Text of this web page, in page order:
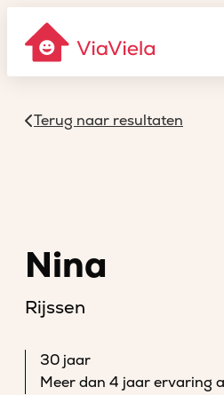
Terug naar resultaten
Nina
Rijssen
30 jaar
Meer dan 4 jaar ervaring